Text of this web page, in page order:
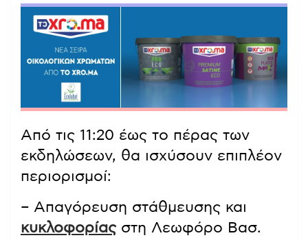
Από τις 11:20 έως το πέρας των
εκδηλώσεων, θα ισχύσουν επιπλέον
περιορισμοί:
– Απαγόρευση στάθμευσης και
κυκλοφορίαςστη Λεωφόρο Βασ.